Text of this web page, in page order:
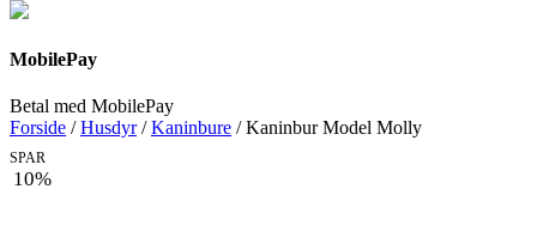
MobilePay
Betal med MobilePay
Forside /Husdyr/Kaninbure / Kaninbur Model Molly
SPAR
10%